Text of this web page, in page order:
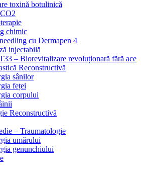
toxină botulinică
chimic
cu Dermapen 4
injectabilă
– Biorevitalizare revoluționară fără ace
Reconstructivă
sânilor
feței
corpului
Reconstructivă
– Traumatologie
umărului
genunchiului